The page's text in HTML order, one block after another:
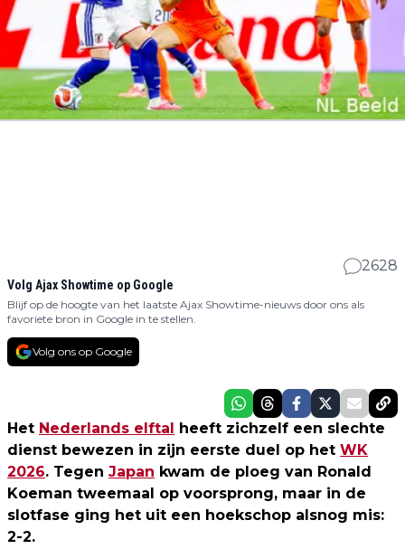
2628
Volg Ajax Showtime op Google
Blijf op de hoogte van het laatste Ajax Showtime-nieuws door ons als
favoriete bron in Google in te stellen.
Volg ons op Google
Het Nederlands elftal heeft zichzelf een slechte
dienst bewezen in zijn eerste duel op het WK
2026. Tegen Japan kwam de ploeg van Ronald
Koeman tweemaal op voorsprong, maar in de
slotfase ging het uit een hoekschop alsnog mis:
2-2.